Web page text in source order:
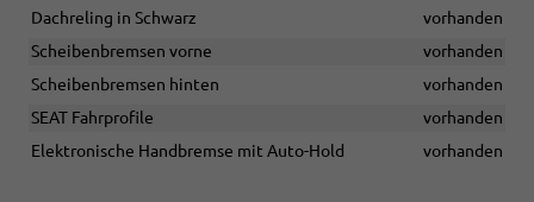
Dachreling in Schwarz
vorhanden
Scheibenbremsen vorne
vorhanden
Scheibenbremsen hinten
vorhanden
SEAT Fahrprofile
vorhanden
Elektronische Handbremse mit Auto-Hold
vorhanden